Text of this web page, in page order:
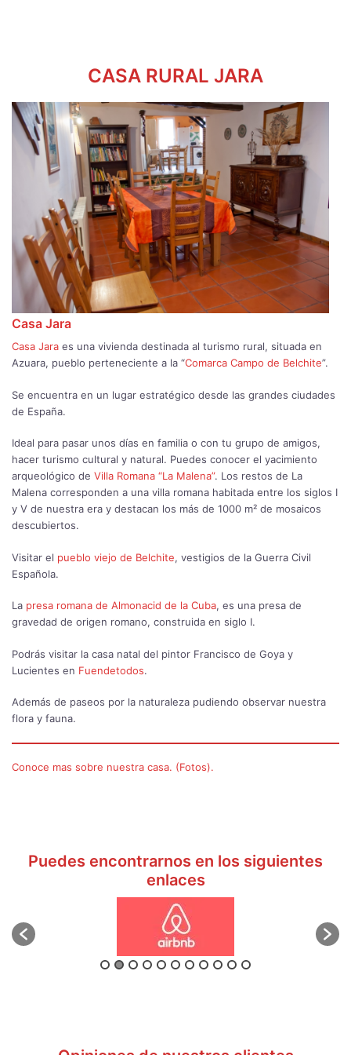
CASA RURAL JARA
Casa Jara
Casa Jara es una vivienda destinada al turismo rural, situada en
Azuara, pueblo perteneciente a la “Comarca Campo de Belchite”.
Se encuentra en un lugar estratégico desde las grandes ciudades
de España.
Ideal para pasar unos días en familia o con tu grupo de amigos,
hacer turismo cultural y natural. Puedes conocer el yacimiento
arqueológico de Villa Romana “La Malena”. Los restos de La
Malena corresponden a una villa romana habitada entre los siglos I
y V de nuestra era y destacan los más de 1000 m² de mosaicos
descubiertos.
Visitar el pueblo viejo de Belchite, vestigios de la Guerra Civil
Española.
La presa romana de Almonacid de la Cuba, es una presa de
gravedad de origen romano, construida en siglo I.​
Podrás visitar la casa natal del pintor Francisco de Goya y
Lucientes en Fuendetodos.
Además de paseos por la naturaleza pudiendo observar nuestra
flora y fauna.
Conoce mas sobre nuestra casa. (Fotos).
Puedes encontrarnos en los siguientes
enlaces